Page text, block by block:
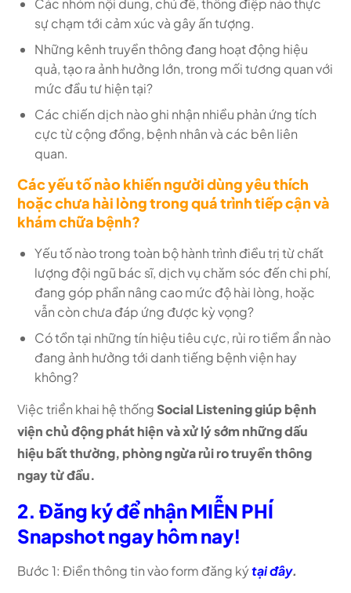
Các nhóm nội dung, chủ đề, thông điệp nào thực
sự chạm tới cảm xúc và gây ấn tượng.
Những kênh truyền thông đang hoạt động hiệu
quả, tạo ra ảnh hưởng lớn, trong mối tương quan với
mức đầu tư hiện tại?
Các chiến dịch nào ghi nhận nhiều phản ứng tích
cực từ cộng đồng, bệnh nhân và các bên liên
quan.
Các yếu tố nào khiến người dùng yêu thích
hoặc chưa hài lòng trong quá trình tiếp cận và
khám chữa bệnh?
Yếu tố nào trong toàn bộ hành trình điều trị từ chất
lượng đội ngũ bác sĩ, dịch vụ chăm sóc đến chi phí,
đang góp phần nâng cao mức độ hài lòng, hoặc
vẫn còn chưa đáp ứng được kỳ vọng?
Có tồn tại những tín hiệu tiêu cực, rủi ro tiềm ẩn nào
đang ảnh hưởng tới danh tiếng bệnh viện hay
không?
Việc triển khai hệ thốngSocial Listening giúp bệnh
viện chủ động phát hiện và xử lý sớm những dấu
hiệu bất thường, phòng ngừa rủi ro truyền thông
ngay từ đầu.
2. Đăng ký để nhận MIỄN PHÍ
Snapshot ngay hôm nay!
Bước 1: Điền thông tin vào form đăng kýtại đây.